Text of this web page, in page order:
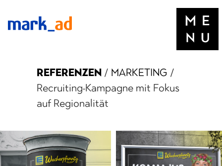
REFERENZEN/ MARKETING /
Recruiting-Kampagne mit Fokus
auf Regionalität